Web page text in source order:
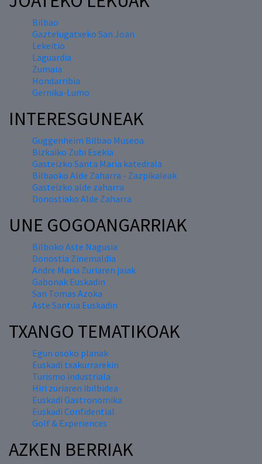
Bilbao
Gaztelugatxeko San Joan
Lekeitio
Laguardia
Zumaia
Hondarribia
Gernika-Lumo
INTERESGUNEAK
Guggenheim Bilbao Museoa
Bizkaiko Zubi Esekia
Gasteizko Santa Maria katedrala
Bilbaoko Alde Zaharra - Zazpikaleak
Gasteizko alde zaharra
Donostiako Alde Zaharra
UNE GOGOANGARRIAK
Bilboko Aste Nagusia
Donostia Zinemaldia
Andre Maria Zuriaren jaiak
Gabonak Euskadin
San Tomas Azoka
Aste Santua Euskadin
TXANGO TEMATIKOAK
Egun osoko planak
Euskadi txakurrarekin
Turismo industriala
Hiri zuriaren ibilbidea
Euskadi Gastronomika
Euskadi Confidential
Golf & Experiences
AZKEN BERRIAK